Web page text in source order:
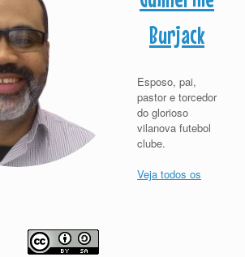
Burjack
Esposo, pai,
pastor e torcedor
do glorioso
vilanova futebol
clube.
Veja todos os